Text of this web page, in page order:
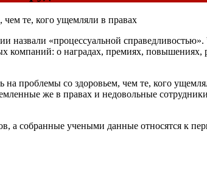
те, кого ущемляли в правах
«процессуальной
компаний: о наградах, премиях, повышениях,
на проблемы со здоровьем, чем те, кого
же в правах и недовольные
а собранные учеными данные относятся к